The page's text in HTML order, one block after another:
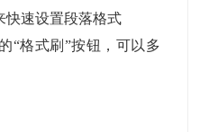
快速设置段落格式
“格式刷”按钮，可以多